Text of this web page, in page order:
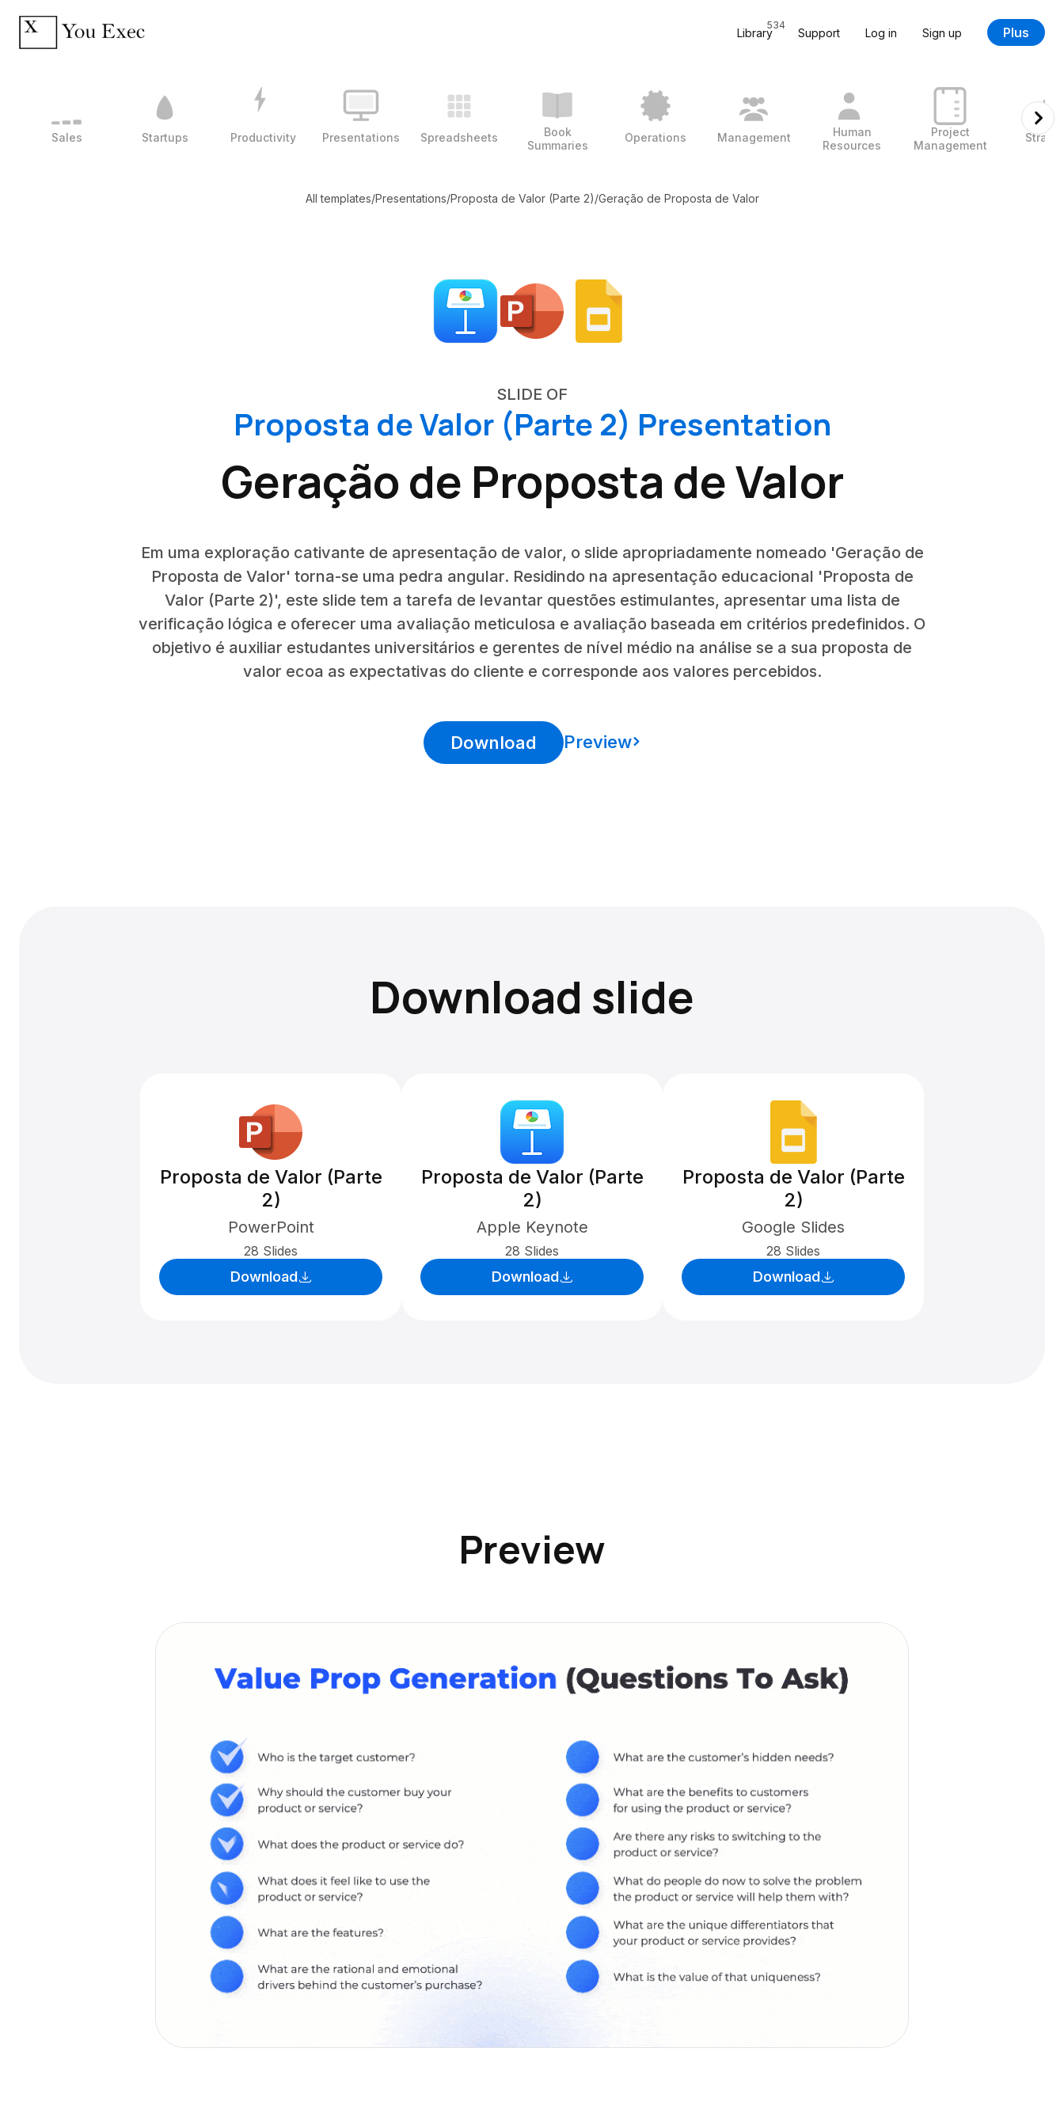
Library
534
Support Log in Sign up Plus
Sales Startups Productivity Presentations Spreadsheets
Book
Summaries
Operations Management
Human
Resources
Project
Management
All templates/Presentations/Proposta de Valor (Parte 2)/Geração de Proposta de Valor
SLIDE OF
Proposta de Valor (Parte 2) Presentation
Geração de Proposta de Valor
Em uma exploração cativante de apresentação de valor, o slide apropriadamente nomeado 'Geração de
Proposta de Valor' torna-se uma pedra angular. Residindo na apresentação educacional 'Proposta de
Valor (Parte 2)', este slide tem a tarefa de levantar questões estimulantes, apresentar uma lista de
verificação lógica e oferecer uma avaliação meticulosa e avaliação baseada em critérios predefinidos. O
objetivo é auxiliar estudantes universitários e gerentes de nível médio na análise se a sua proposta de
valor ecoa as expectativas do cliente e corresponde aos valores percebidos.
Download Preview
Download slide
Proposta de Valor (Parte
2)
PowerPoint
28 Slides
Download
Proposta de Valor (Parte
2)
Apple Keynote
28 Slides
Download
Proposta de Valor (Parte
2)
Google Slides
28 Slides
Download
Preview